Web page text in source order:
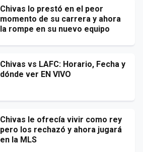
Chivas lo prestó en el peor
momento de su carrera y ahora
la rompe en su nuevo equipo
Chivas vs LAFC: Horario, Fecha y
dónde ver EN VIVO
Chivas le ofrecía vivir como rey
pero los rechazó y ahora jugará
en la MLS